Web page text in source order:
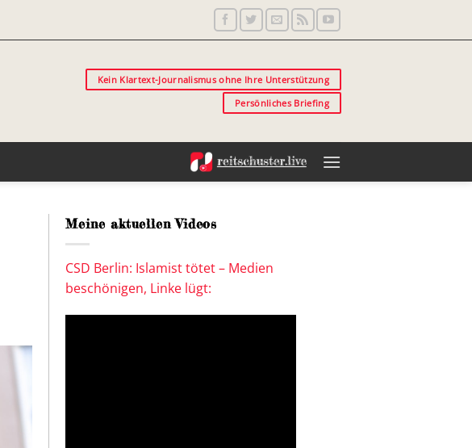
Kein Klartext-Journalismus ohne Ihre Unterstützung
Persönliches Briefing
Meine aktuellen Videos
CSD Berlin: Islamist tötet – Medien
beschönigen, Linke lügt: